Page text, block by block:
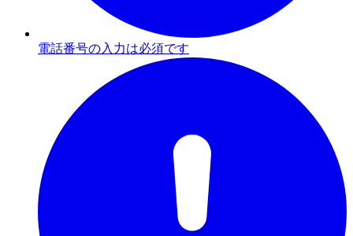
電話番号の入力は必須です